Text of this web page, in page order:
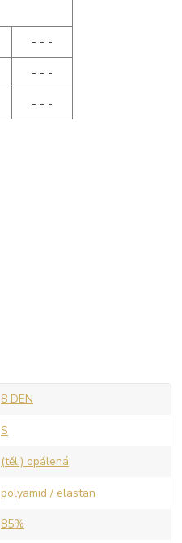
- - -
- - -
- - -
8 DEN
S
(těl.) opálená
polyamid / elastan
85%